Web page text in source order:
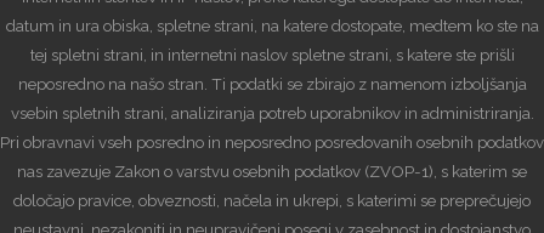
datum in ura obiska, spletne strani, na katere dostopate, medtem ko ste na
tej spletni strani, in internetni naslov spletne strani, s katere ste prišli
neposredno na našo stran. Ti podatki se zbirajo z namenom izboljšanja
vsebin spletnih strani, analiziranja potreb uporabnikov in administriranja.
Pri obravnavi vseh posredno in neposredno posredovanih osebnih podatkov
nas zavezuje Zakon o varstvu osebnih podatkov (ZVOP-1), s katerim se
določajo pravice, obveznosti, načela in ukrepi, s katerimi se preprečujejo
neustavni, nezakoniti in neupravičeni posegi v zasebnost in dostojanstvo